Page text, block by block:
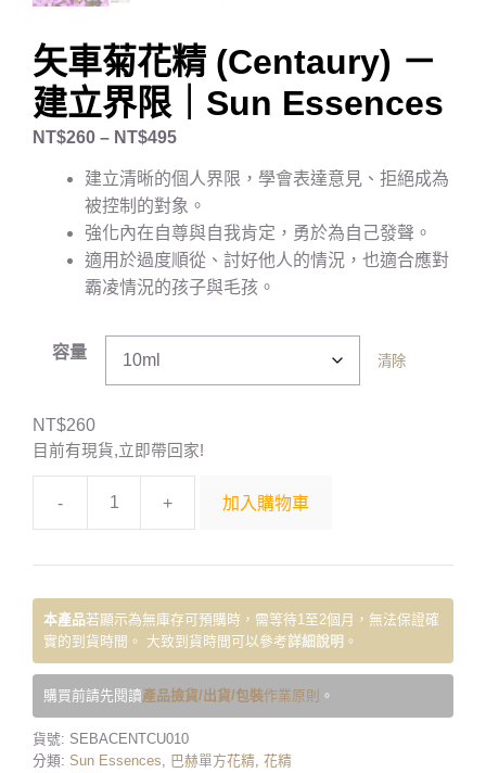
矢車菊花精 (Centaury) －
建立界限｜Sun Essences
NT$260 – NT$495
建立清晰的個人界限，學會表達意見、拒絕成為
被控制的對象。
強化內在自尊與自我肯定，勇於為自己發聲。
適用於過度順從、討好他人的情況，也適合應對
霸凌情況的孩子與毛孩。
容量 清除
NT$260
目前有現貨,立即帶回家!
- + 加入購物車
本產品若顯示為無庫存可預購時，需等待1至2個月，無法保證確
實的到貨時間。 大致到貨時間可以參考詳細說明 。
購買前請先閱讀產品撿貨/出貨/包裝作業原則 。
貨號: SEBACENTCU010
分類: Sun Essences, 巴赫單方花精, 花精